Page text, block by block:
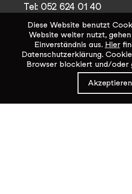
Tel: 052 624 01 40
Öffnungszeiten KiK-
Mittwoch - Freitag
Kontaktformular
Diese Website benutzt
Website weiter nutzt,
Einverständnis aus. Hier
Datenschutzerklärung.
Browser blockiert und/oder
Akzeptieren